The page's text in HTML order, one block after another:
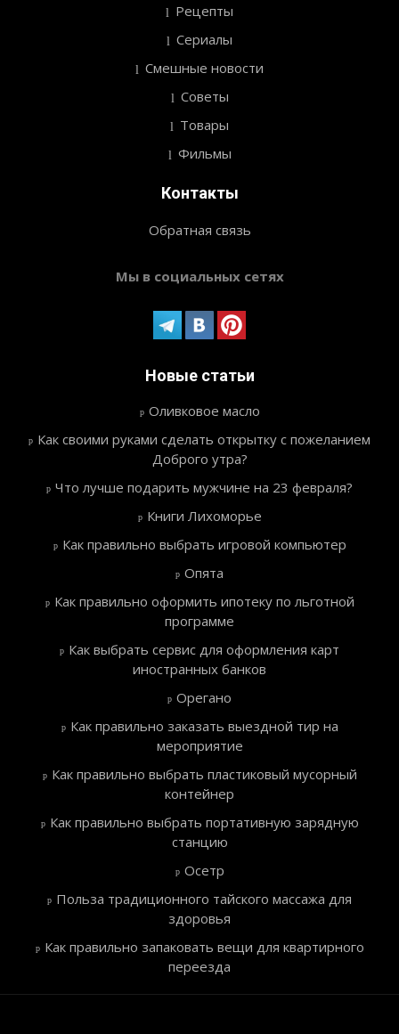
Рецепты
Сериалы
Смешные новости
Советы
Товары
Фильмы
Контакты
Обратная связь
Мы в социальных сетях
Новые статьи
Оливковое масло
Как своими руками сделать открытку с пожеланием
Доброго утра?
Что лучше подарить мужчине на 23 февраля?
Книги Лихоморье
Как правильно выбрать игровой компьютер
Опята
Как правильно оформить ипотеку по льготной
программе
Как выбрать сервис для оформления карт
иностранных банков
Орегано
Как правильно заказать выездной тир на
мероприятие
Как правильно выбрать пластиковый мусорный
контейнер
Как правильно выбрать портативную зарядную
станцию
Осетр
Польза традиционного тайского массажа для
здоровья
Как правильно запаковать вещи для квартирного
переезда